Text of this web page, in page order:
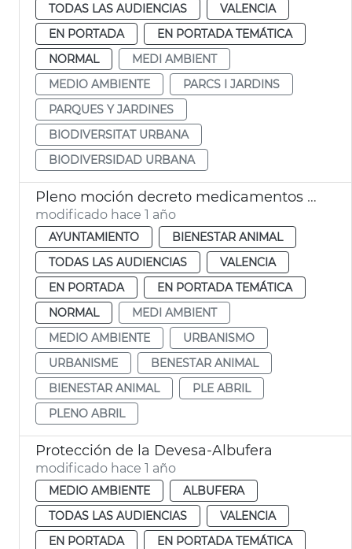
TODAS LAS AUDIENCIAS
VALENCIA
EN PORTADA
EN PORTADA TEMÁTICA
NORMAL
MEDI AMBIENT
MEDIO AMBIENTE
PARCS I JARDINS
PARQUES Y JARDINES
BIODIVERSITAT URBANA
BIODIVERSIDAD URBANA
Pleno moción decreto medicamentos veterinarios
modificado hace 1 año
AYUNTAMIENTO
BIENESTAR ANIMAL
TODAS LAS AUDIENCIAS
VALENCIA
EN PORTADA
EN PORTADA TEMÁTICA
NORMAL
MEDI AMBIENT
MEDIO AMBIENTE
URBANISMO
URBANISME
BENESTAR ANIMAL
BIENESTAR ANIMAL
PLE ABRIL
PLENO ABRIL
Protección de la Devesa-Albufera
modificado hace 1 año
MEDIO AMBIENTE
ALBUFERA
TODAS LAS AUDIENCIAS
VALENCIA
EN PORTADA
EN PORTADA TEMÁTICA